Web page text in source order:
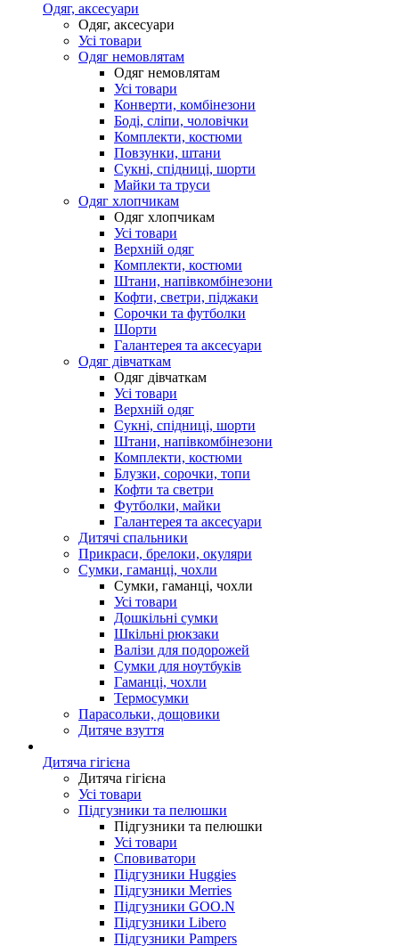
Одяг, аксесуари
Одяг, аксесуари
Усі товари
Одяг немовлятам
Одяг немовлятам
Усі товари
Конверти, комбінезони
Боді, сліпи, чоловічки
Комплекти, костюми
Повзунки, штани
Сукні, спідниці, шорти
Майки та труси
Одяг хлопчикам
Одяг хлопчикам
Усі товари
Верхній одяг
Комплекти, костюми
Штани, напівкомбінезони
Кофти, светри, піджаки
Сорочки та футболки
Шорти
Галантерея та аксесуари
Одяг дівчаткам
Одяг дівчаткам
Усі товари
Верхній одяг
Сукні, спідниці, шорти
Штани, напівкомбінезони
Комплекти, костюми
Блузки, сорочки, топи
Кофти та светри
Футболки, майки
Галантерея та аксесуари
Дитячі спальники
Прикраси, брелоки, окуляри
Сумки, гаманці, чохли
Сумки, гаманці, чохли
Усі товари
Дошкільні сумки
Шкільні рюкзаки
Валізи для подорожей
Сумки для ноутбуків
Гаманці, чохли
Термосумки
Парасольки, дощовики
Дитяче взуття
Дитяча гігієна
Дитяча гігієна
Усі товари
Підгузники та пелюшки
Підгузники та пелюшки
Усі товари
Сповиватори
Підгузники Huggies
Підгузники Merries
Підгузники GOO.N
Підгузники Libero
Підгузники Pampers